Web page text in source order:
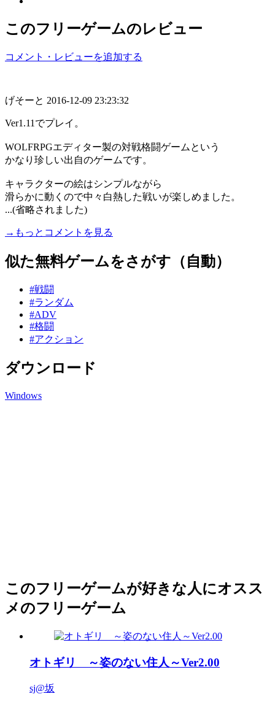
このフリーゲームのレビュー
コメント・レビューを追加する
げそーと 2016-12-09 23:23:32
Ver1.11でプレイ。
WOLFRPGエディター製の対戦格闘ゲームという
かなり珍しい出自のゲームです。
キャラクターの絵はシンプルながら
滑らかに動くので中々白熱した戦いが楽しめました。
...(省略されました)
→もっとコメントを見る
似た無料ゲームをさがす（自動）
#戦闘
#ランダム
#ADV
#格闘
#アクション
ダウンロード
Windows
このフリーゲームが好きな人にオスス
メのフリーゲーム
オトギリ ～姿のない住人～Ver2.00
sj@坂